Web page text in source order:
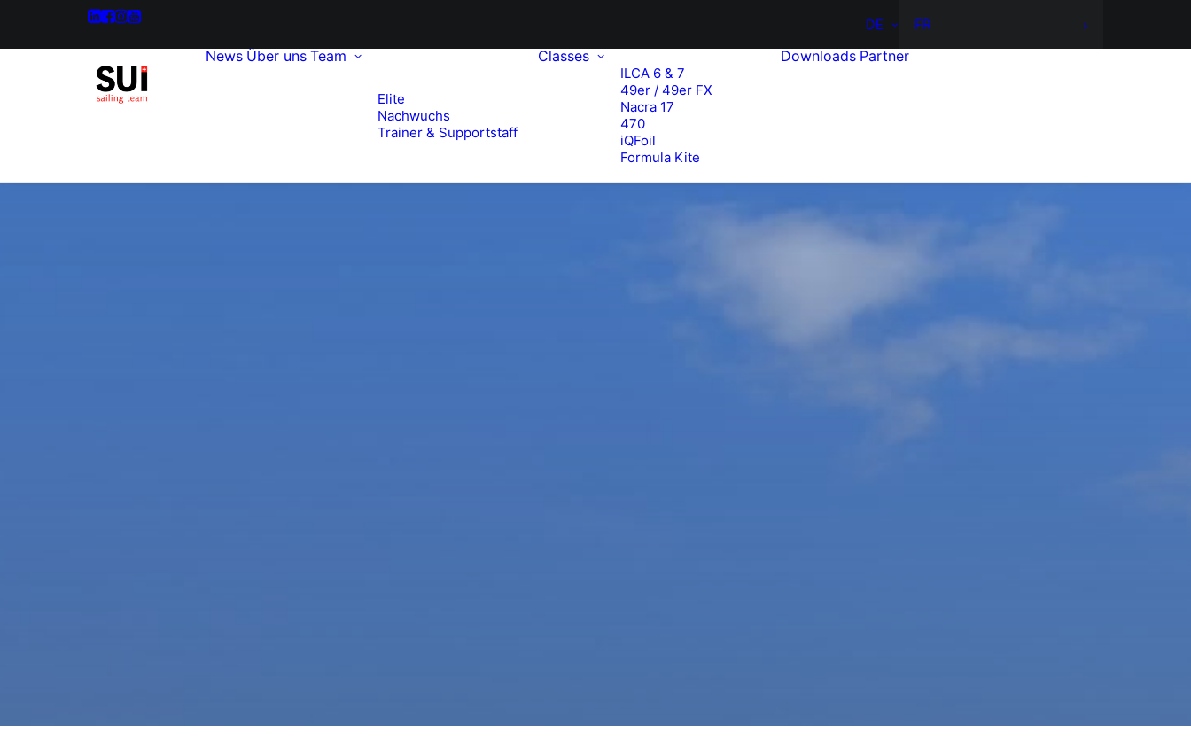
DE FR
News Über uns Team
Elite
Nachwuchs
Trainer & Supportstaff
Classes
ILCA 6 & 7
49er / 49er FX
Nacra 17
470
iQFoil
Formula Kite
Downloads Partner